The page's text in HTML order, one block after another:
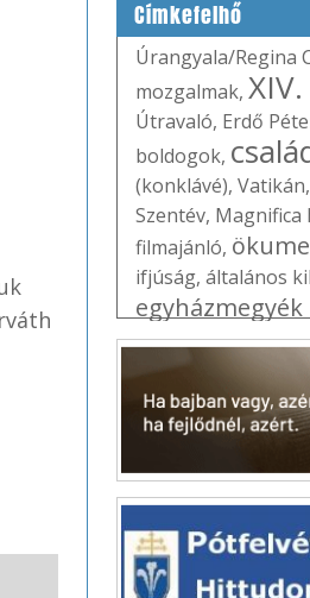
Címkefelhő
Úrangyala/Regina
mozgalmak,
Útravaló, Erdő
boldogok,
(konklávé), Vatikán,
Szentév, Magnifica
filmajánló,
ifjúság, általános
egyházmegyék